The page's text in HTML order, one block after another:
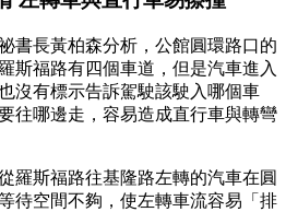
書長黃柏森分析，公館圓環路口的
斯福路有四個車道，但是汽車進入
沒有標示告訴駕駛該駛入哪個車
往哪邊走，容易造成直行車與轉彎
羅斯福路往基隆路左轉的汽車在圓
待空間不夠，使左轉車流容易「排